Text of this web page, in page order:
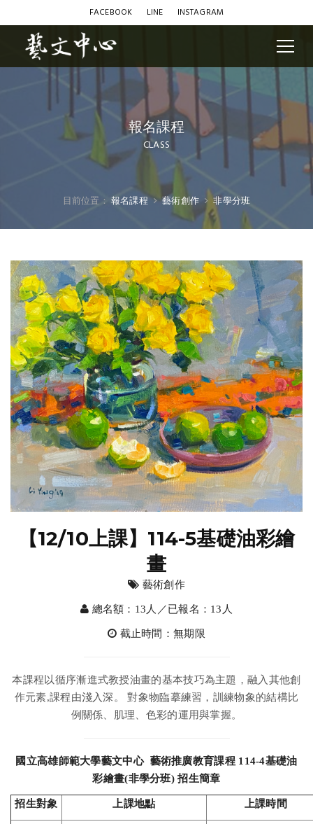
FACEBOOK LINE INSTAGRAM
報名課程
CLASS
目前位置： 報名課程 藝術創作 非學分班
【12/10上課】114-5基礎油彩繪
畫
藝術創作
總名額：13人／已報名：13人
截止時間：無期限
本課程以循序漸進式教授油畫的基本技巧為主題，融入其他創
作元素,課程由淺入深。 對象物臨摹練習，訓練物象的結構比
例關係、肌理、色彩的運用與掌握。
國立高雄師範大學藝文中心 藝術推廣教育課程 114-4基礎油
彩繪畫(非學分班) 招生簡章
招生對象 上課地點 上課時間